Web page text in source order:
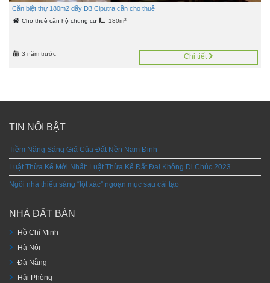
Căn biệt thự 180m2 dãy D3 Ciputra cần cho thuê
Cho thuê căn hộ chung cư 180m2
3 năm trước Chi tiết
TIN NỔI BẬT
Tiềm Năng Sáng Giá Của Đất Nền Nam Định
Luật Thừa Kế Mới Nhất: Luật Thừa Kế Đất Đai Không Di Chúc 2023
Ngôi nhà thiếu sáng “lột xác” ngoạn mục sau cải tạo
NHÀ ĐẤT BÁN
Hồ Chí Minh
Hà Nội
Đà Nẵng
Hải Phòng